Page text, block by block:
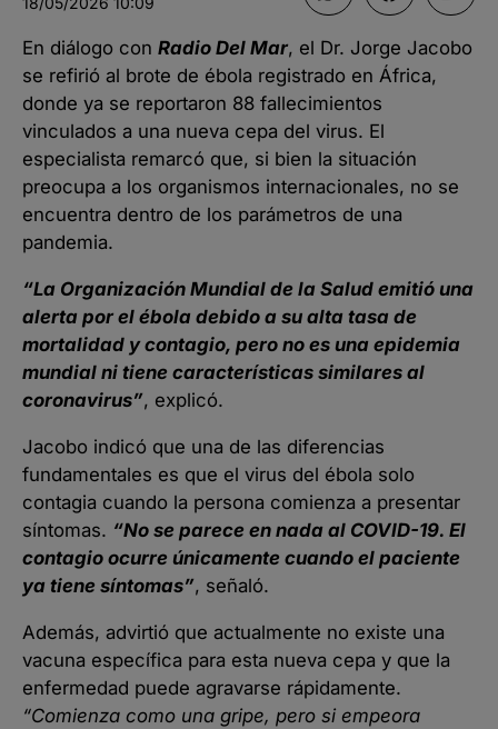
En diálogo con Radio Del Mar, el Dr. Jorge Jacobo
se refirió al brote de ébola registrado en África,
donde ya se reportaron 88 fallecimientos
vinculados a una nueva cepa del virus. El
especialista remarcó que, si bien la situación
preocupa a los organismos internacionales, no se
encuentra dentro de los parámetros de una
pandemia.
“La Organización Mundial de la Salud emitió una
alerta por el ébola debido a su alta tasa de
mortalidad y contagio, pero no es una epidemia
mundial ni tiene características similares al
coronavirus”, explicó.
Jacobo indicó que una de las diferencias
fundamentales es que el virus del ébola solo
contagia cuando la persona comienza a presentar
síntomas. “No se parece en nada al COVID-19. El
contagio ocurre únicamente cuando el paciente
ya tiene síntomas”, señaló.
Además, advirtió que actualmente no existe una
vacuna específica para esta nueva cepa y que la
enfermedad puede agravarse rápidamente.
“Comienza como una gripe, pero si empeora